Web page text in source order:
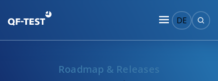
DE
Roadmap & Releases